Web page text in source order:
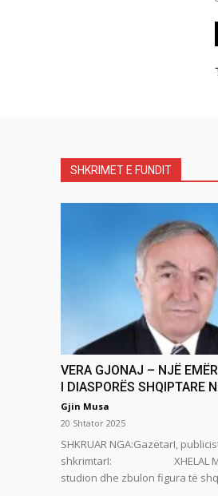
SHKRIMET E FUNDIT
VERA GJONAJ – NJË
I DIASPORËS SHQIPTARE
Gjin Musa
20 Shtator 2025
SHKRUAR NGA:GazetarI,
shkrimtarI: XHELAL
studion dhe zbulon figura të